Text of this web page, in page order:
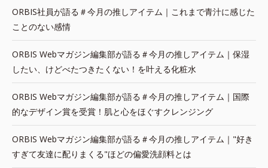
ORBIS社員が語る＃今月の推しアイテム｜これまで青汁に感じた
ことのない感情
ORBIS Webマガジン編集部が語る＃今月の推しアイテム｜保湿
したい、けどべたつきたくない！を叶える化粧水
ORBIS Webマガジン編集部が語る＃今月の推しアイテム｜国際
的なデザイン賞を受賞！肌と心をほぐすクレンジング
ORBIS Webマガジン編集部が語る＃今月の推しアイテム｜"好き
すぎて友達に配りまくる"ほどの偏愛洗顔料とは